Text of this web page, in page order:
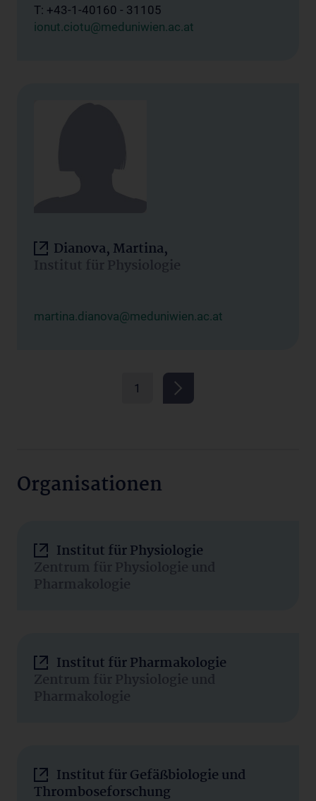
T: +43-1-40160 - 31105
ionut.ciotu@meduniwien.ac.at
Dianova, Martina,
Institut für Physiologie
martina.dianova@meduniwien.ac.at
1
Organisationen
Institut für Physiologie
Zentrum für Physiologie und
Pharmakologie
Institut für Pharmakologie
Zentrum für Physiologie und
Pharmakologie
Institut für Gefäßbiologie und
Thromboseforschung